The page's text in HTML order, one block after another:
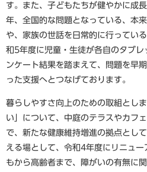
す。また、子どもたちが健やかに成
年、全国的な問題となっている、本
や、家族の世話を日常的に行ってい
和5年度に児童・生徒が各自のタブ
ンケート結果を踏まえて、問題を早
った支援へとつなげております。
暮らしやすさ向上のための取組とし
い」について、中庭のテラスやカフ
で、新たな健康維持増進の拠点とし
える場として、令和4年度にリニュ
もから高齢者まで、障がいの有無に